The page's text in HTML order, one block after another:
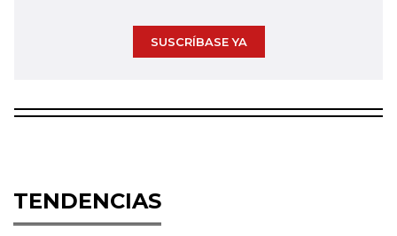
SUSCRÍBASE YA
TENDENCIAS